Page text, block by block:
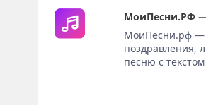
МоиПесни.РФ —
МоиПесни.рф —
поздравления,
песню с